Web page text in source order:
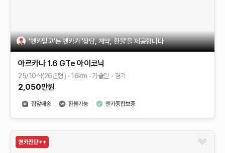
'엔카믿고'는 엔카가 '상담, 계약, 환불'을 제공합니다
아르카나 1.6 GTe 아이코닉
25/10식(26년형) 16km 가솔린 경기
2,050만원